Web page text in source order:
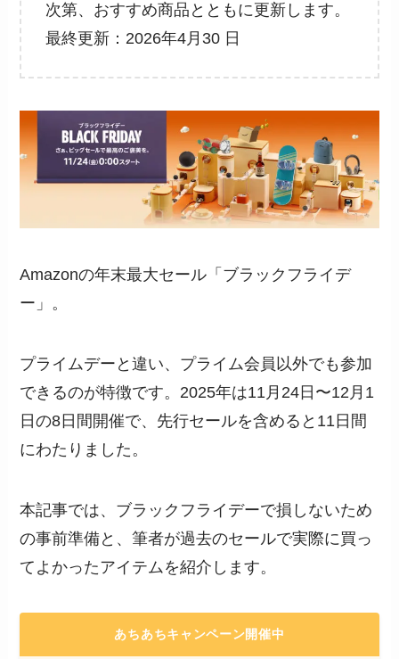
次第、おすすめ商品とともに更新します。
最終更新：2026年4月30 日
Amazonの年末最大セール「ブラックフライデ
ー」。
プライムデーと違い、プライム会員以外でも参加
できるのが特徴です。2025年は11月24日〜12月1
日の8日間開催で、先行セールを含めると11日間
にわたりました。
本記事では、ブラックフライデーで損しないため
の事前準備と、筆者が過去のセールで実際に買っ
てよかったアイテムを紹介します。
あちあちキャンペーン開催中